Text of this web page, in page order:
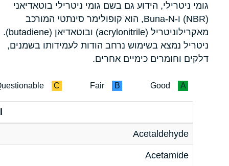
גומי ניטרילי, הידוע גם בשם גומי ניטרילי בוטאדיאני
(NBR) ו-Buna-N, הוא קופולימר סינתטי המורכב
מאקרילוניטריל (acrylonitrile) ובוטאדיאן (butadiene).
ניטריל נמצא בשימוש נרחב הודות לעמידותו בשמנים,
דלקים וחומרים כימיים אחרים.
A
Good
B
Fair
C
Acetaldehyde
Acetamide